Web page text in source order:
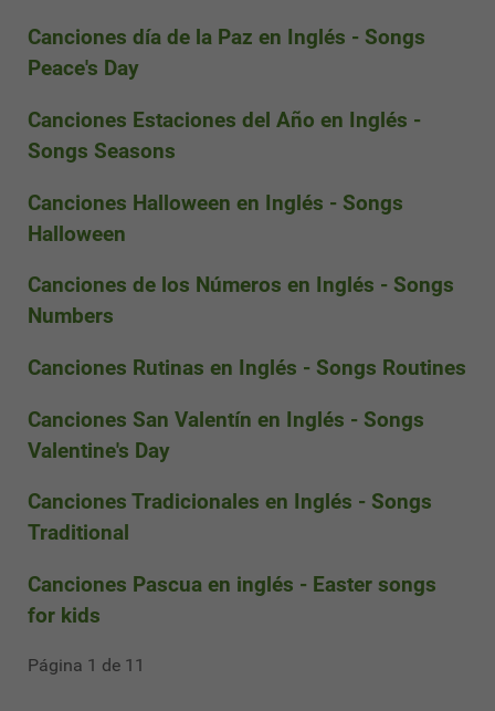
Canciones día de la Paz en Inglés - Songs
Peace's Day
Canciones Estaciones del Año en Inglés -
Songs Seasons
Canciones Halloween en Inglés - Songs
Halloween
Canciones de los Números en Inglés - Songs
Numbers
Canciones Rutinas en Inglés - Songs Routines
Canciones San Valentín en Inglés - Songs
Valentine's Day
Canciones Tradicionales en Inglés - Songs
Traditional
Canciones Pascua en inglés - Easter songs
for kids
Página 1 de 11